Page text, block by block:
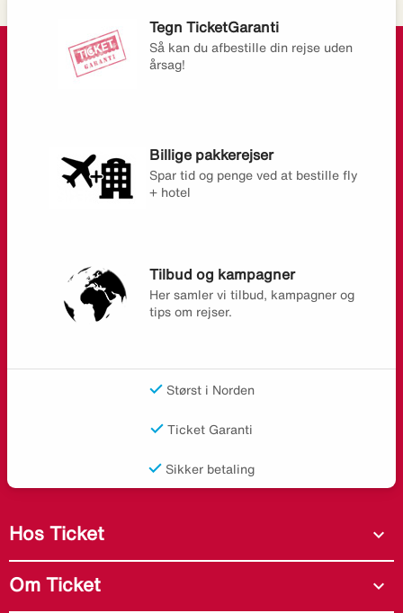
Tegn TicketGaranti
Så kan du afbestille din rejse uden
årsag!
Billige pakkerejser
Spar tid og penge ved at bestille fly
+ hotel
Tilbud og kampagner
Her samler vi tilbud, kampagner og
tips om rejser.
Størst i Norden
Ticket Garanti
Sikker betaling
Hos Ticket expand_more
Om Ticket expand_more